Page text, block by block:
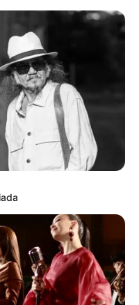
GLOBAL
DEMI PALESTIN